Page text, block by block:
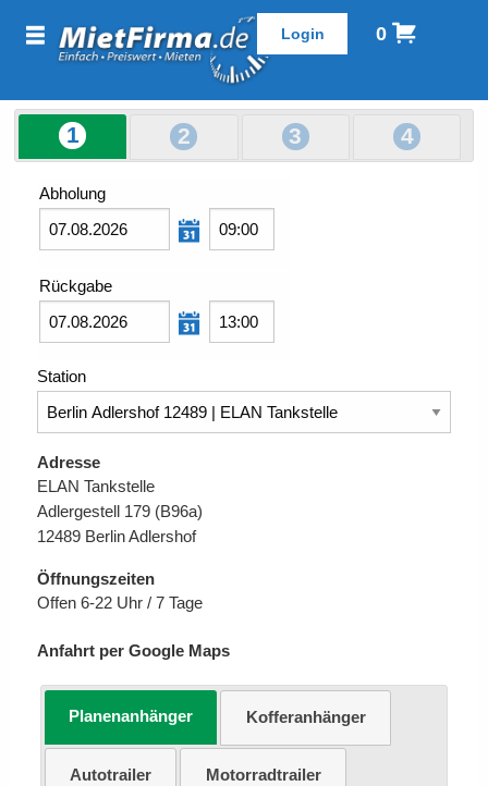
0
1 2 3 4
Abholung
Rückgabe
Station
Adresse
ELAN Tankstelle
Adlergestell 179 (B96a)
12489 Berlin Adlershof
Öffnungszeiten
Offen 6-22 Uhr / 7 Tage
Anfahrt per Google Maps
Planenanhänger Kofferanhänger
Autotrailer Motorradtrailer